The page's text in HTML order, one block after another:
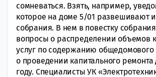
сомневаться. Взять, например,
которое на доме 5/01 развешивают
собрания. В нем в повестку
вопросы о распределении объемов
услуг по содержанию общедомового
о проведении капитального ремонта
году. Специалисты УК